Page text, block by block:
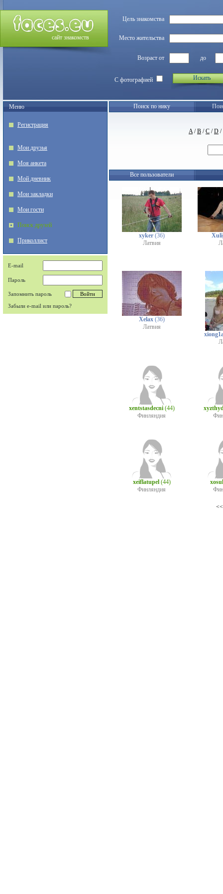
сайт знакомств
Цель знакомства
Место жительства
Возраст от до
С фотографией Искать
Меню
Регистрация
Мои друзья
Моя анкета
Мой дневник
Мои закладки
Мои гости
Поиск друзей
Приколлист
E-mail
Пароль
Запомнить пароль
Забыли e-mail или пароль?
Поиск по нику
A/B /C /D /
Все пользователи
xyker (36)
Латвия
Xelax (36)
Латвия
xentstasdecni (44)
Финляндия
xeiflatupel (44)
Финляндия